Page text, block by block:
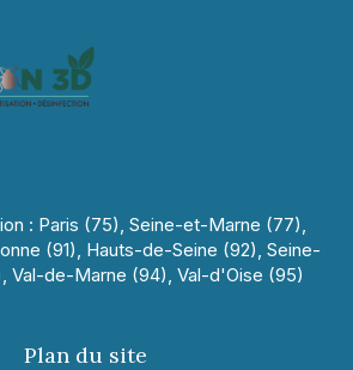
: Paris (75), Seine-et-Marne (77),
(91), Hauts-de-Seine (92), Seine-
Val-de-Marne (94), Val-d'Oise (95)
Plan du site